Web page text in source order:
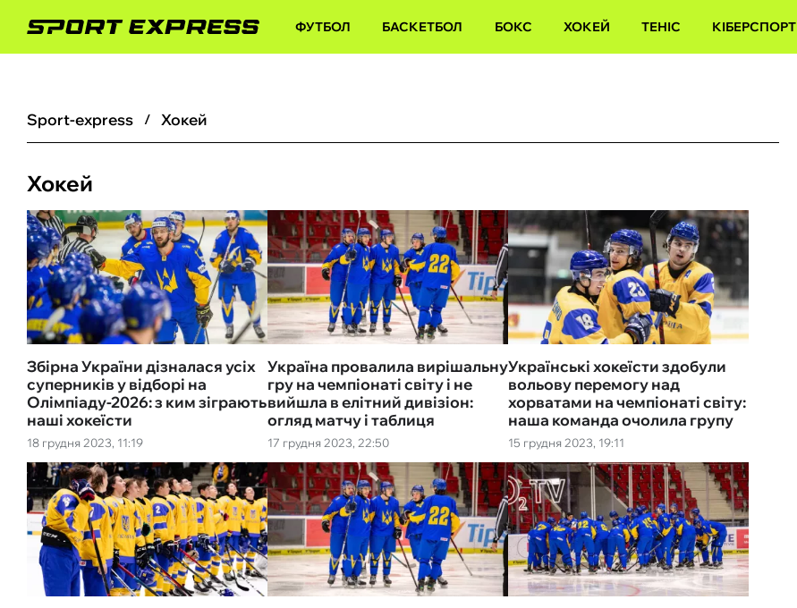
ФУТБОЛ БАСКЕТБОЛ БОКС ХОКЕЙ ТЕНІС КІБЕРСПОРТ
sport-express Хокей
Хокей
18 грудня 2023, 11:19
Збірна України дізналася усіх
суперників у відборі на
Олімпіаду-2026: з ким зіграють
наші хокеїсти
17 грудня 2023, 22:50
Україна провалила вирішальну
гру на чемпіонаті світу і не
вийшла в елітний дивізіон:
огляд матчу і таблиця
15 грудня 2023, 19:11
Українські хокеїсти здобули
вольову перемогу над
хорватами на чемпіонаті світу:
наша команда очолила групу